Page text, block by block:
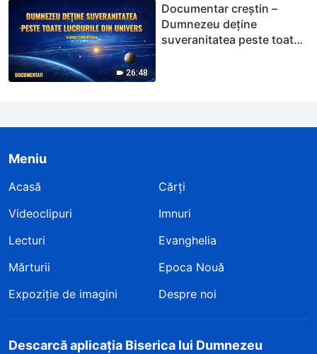
26:48
Documentar creștin –
Dumnezeu deţine
suveranitatea peste toate
Meniu
Acasă
Cărți
Videoclipuri
Imnuri
Lecturi
Evanghelia
Mărturii
Epoca Nouă
Expoziție de imagini
Despre noi
Descarcă aplicația Biserica lui Dumnezeu